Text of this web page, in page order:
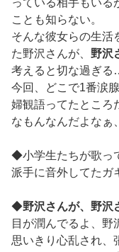
っている相手もいる
ことも知らない。
そんな彼女らの生活
た野沢さんが、 野沢
考えると切な過ぎ
今回、どこで1番涙
婦観語ってたとこ
なもんなんだよな
◆小学生たちが歌っ
派手に音外してたガ
◆野沢さんが、野沢
目が潤んでるよ、
思いきり心乱され、